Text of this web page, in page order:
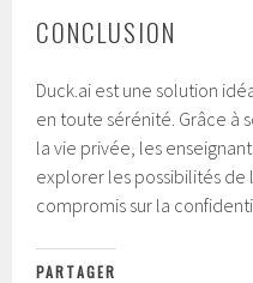
CONCLUSION
Duck.ai est une solution
en toute sérénité. Grâce à
la vie privée, les
explorer les possibilités de
compromis sur la
PARTAGER